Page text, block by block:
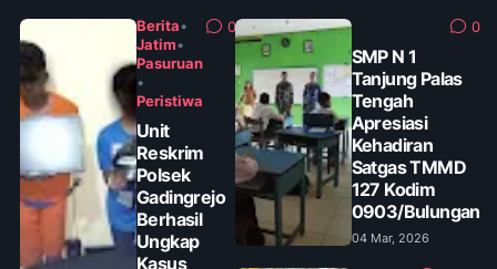
Berita•
Jatim•
Pasuruan
•
Peristiwa
0
Unit
Reskrim
Polsek
Gadingrejo
Berhasil
Ungkap
Kasus
0
SMP N 1
Tanjung Palas
Tengah
Apresiasi
Kehadiran
Satgas TMMD
127 Kodim
0903/Bulungan
04 Mar, 2026